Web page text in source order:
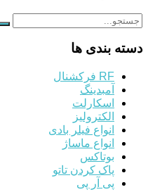
دسته بندی ها
RF فرکشنال
آمبدینگ
اسکارلت
الکترولیز
انواع فیلر بادی
انواع ماساژ
بوتاکس
پاک کردن تاتو
پی آر پی